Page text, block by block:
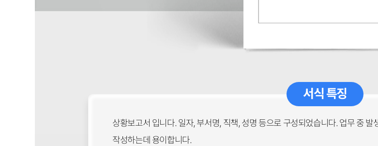
서식 특징
상황보고서 입니다. 일자, 부서명, 직책, 성명 등으로 구성되었습니다. 업무 중
작성하는데 용이합니다.